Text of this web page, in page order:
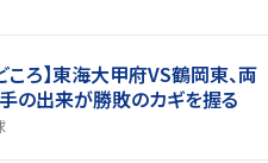
ころ】東海大甲府VS鶴岡東、両
の出来が勝敗のカギを握る